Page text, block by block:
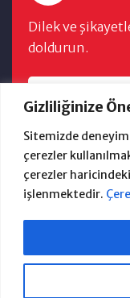
Gizliliğinize
Sitemizde
çerezler
çerezler
işlenmektedir.
Dilek ve
doldurun.
2024